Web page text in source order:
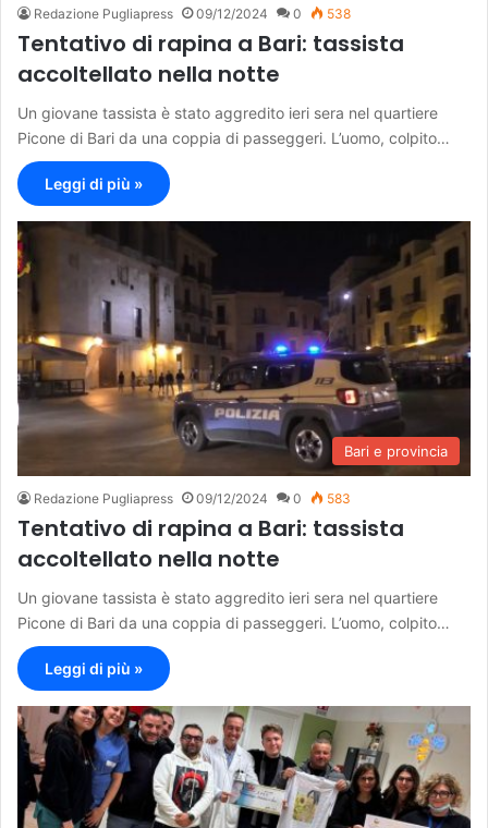
Redazione Pugliapress 09/12/2024 0 538
Tentativo di rapina a Bari: tassista
accoltellato nella notte
Un giovane tassista è stato aggredito ieri sera nel quartiere
Picone di Bari da una coppia di passeggeri. L’uomo, colpito…
Leggi di più »
Bari e provincia
Redazione Pugliapress 09/12/2024 0 583
Tentativo di rapina a Bari: tassista
accoltellato nella notte
Un giovane tassista è stato aggredito ieri sera nel quartiere
Picone di Bari da una coppia di passeggeri. L’uomo, colpito…
Leggi di più »